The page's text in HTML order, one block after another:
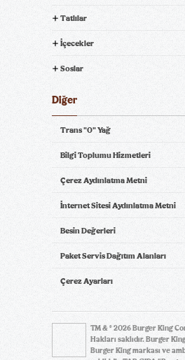
Tatlılar
İçecekler
Soslar
Diğer
Trans "0" Yağ
Bilgi Toplumu Hizmetleri
Çerez Aydınlatma Metni
İnternet Sitesi Aydınlatma Metni
Besin Değerleri
Paket Servis Dağıtım Alanları
Çerez Ayarları
TM & © 2026 Burger King
Hakları saklıdır. Burger
Burger King markası ve